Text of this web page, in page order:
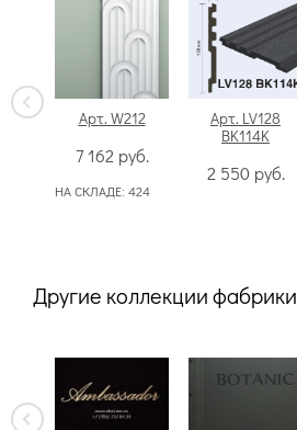
Арт. W212
7 162 руб.
НА СКЛАДЕ: 424
Арт. LV128
BK114K
2 550 руб.
Другие коллекции фабрики